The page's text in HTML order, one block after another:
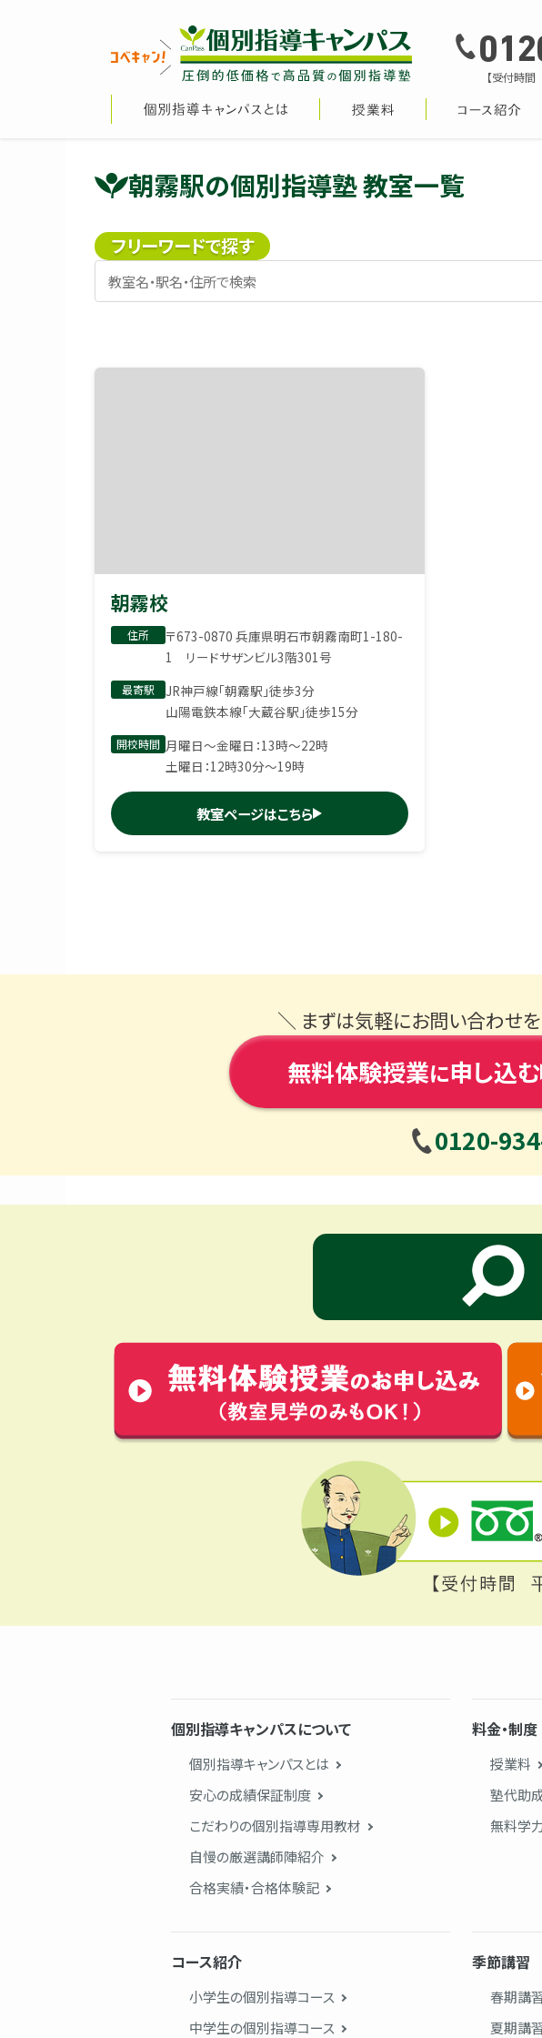
【受付時
朝霧駅の個別指導塾 教室一覧
フリーワードで探す
朝霧校
住所
〒673-0870 兵庫県明石市朝霧南町1-180-
1 リードサザンビル3階301号
最寄駅
JR神戸線「朝霧駅」徒歩3分
山陽電鉄本線「大蔵谷駅」徒歩15分
開校時間 月曜日〜金曜日：13時〜22時
土曜日：12時30分〜19時
教室ページはこちら
＼ まずは気軽にお問い合わせ
無料体験授業に申し込む
0120-
個別指導キャンパスについて
個別指導キャンパスとは
安心の成績保証制度
こだわりの個別指導専用教材
自慢の厳選講師陣紹介
合格実績・合格体験記
料金・制度
授業料
塾代助
無料学
コース紹介
小学生の個別指導コース
中学生の個別指導コース
季節講習
春期講
夏期講